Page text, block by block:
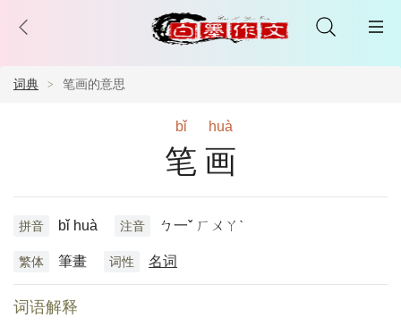
词典 笔画的意思
bǐ huà
笔画
拼音 bǐ huà 注音 ㄅ一ˇ ㄏㄨㄚˋ
繁体 筆畫 词性 名词
词语解释